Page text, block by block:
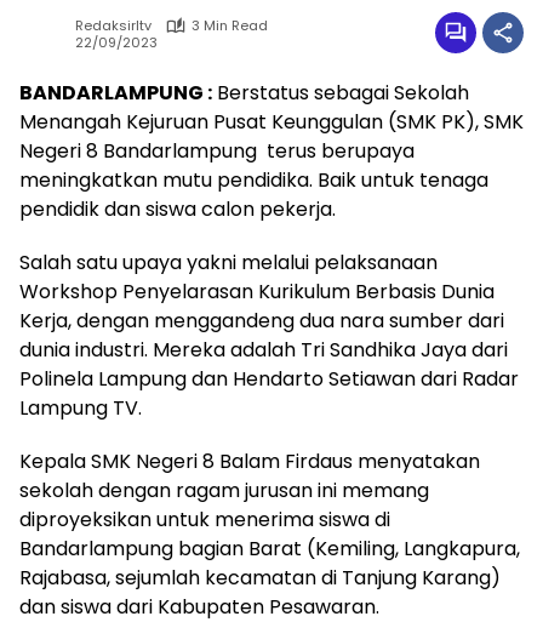
Redaksirltv
3 Min Read
22/09/2023
BANDARLAMPUNG : Berstatus sebagai Sekolah
Menangah Kejuruan Pusat Keunggulan (SMK PK), SMK
Negeri 8 Bandarlampung terus berupaya
meningkatkan mutu pendidika. Baik untuk tenaga
pendidik dan siswa calon pekerja.
Salah satu upaya yakni melalui pelaksanaan
Workshop Penyelarasan Kurikulum Berbasis Dunia
Kerja, dengan menggandeng dua nara sumber dari
dunia industri. Mereka adalah Tri Sandhika Jaya dari
Polinela Lampung dan Hendarto Setiawan dari Radar
Lampung TV.
Kepala SMK Negeri 8 Balam Firdaus menyatakan
sekolah dengan ragam jurusan ini memang
diproyeksikan untuk menerima siswa di
Bandarlampung bagian Barat (Kemiling, Langkapura,
Rajabasa, sejumlah kecamatan di Tanjung Karang)
dan siswa dari Kabupaten Pesawaran.